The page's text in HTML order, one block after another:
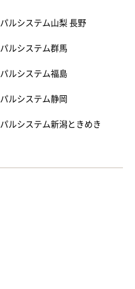
パルシステム山梨 長野
パルシステム群馬
パルシステム福島
パルシステム静岡
パルシステム新潟ときめき